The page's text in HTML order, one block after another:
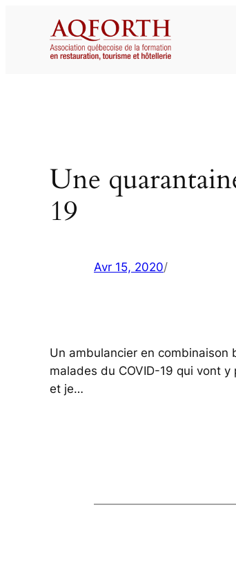
Une
19
Avr 15, 2020/
Un ambulancier en combinaison
malades du COVID-19 qui vont
et je…